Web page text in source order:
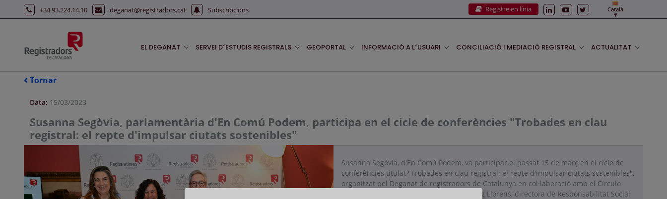
Salta al contingut principal
+34 93.224.14.10 deganat@registradors.cat Subscripcions Registre en línia Català
EL DEGANAT SERVEI D´ESTUDIS REGISTRALS GEOPORTAL INFORMACIÓ A L´USUARI CONCILIACIÓ I MEDIACIÓ REGISTRAL ACTUALITAT
Tornar
Data: 15/03/2023
Susanna Segòvia, parlamentària d'En Comú Podem, participa en el cicle de conferències "Trobades en clau
registral: el repte d'impulsar ciutats sostenibles"
Susanna Segòvia, d'En Comú Podem, va participar el passat 15 de març en el cicle de
conferències titulat "Trobades en clau registral: el repte d'impulsar ciutats sostenibles",
organitzat pel Deganat de registradors de Catalunya en col·laboració amb el Círculo
Ecuestre. D'esquerra a dreta, Marta Gómez Llorens, directora de Responsabilitat Social